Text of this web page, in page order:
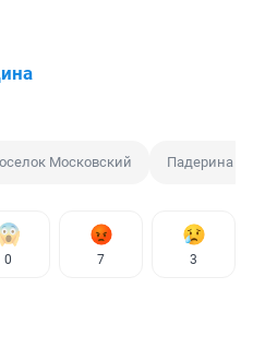
Московский Падерина
0 7 3